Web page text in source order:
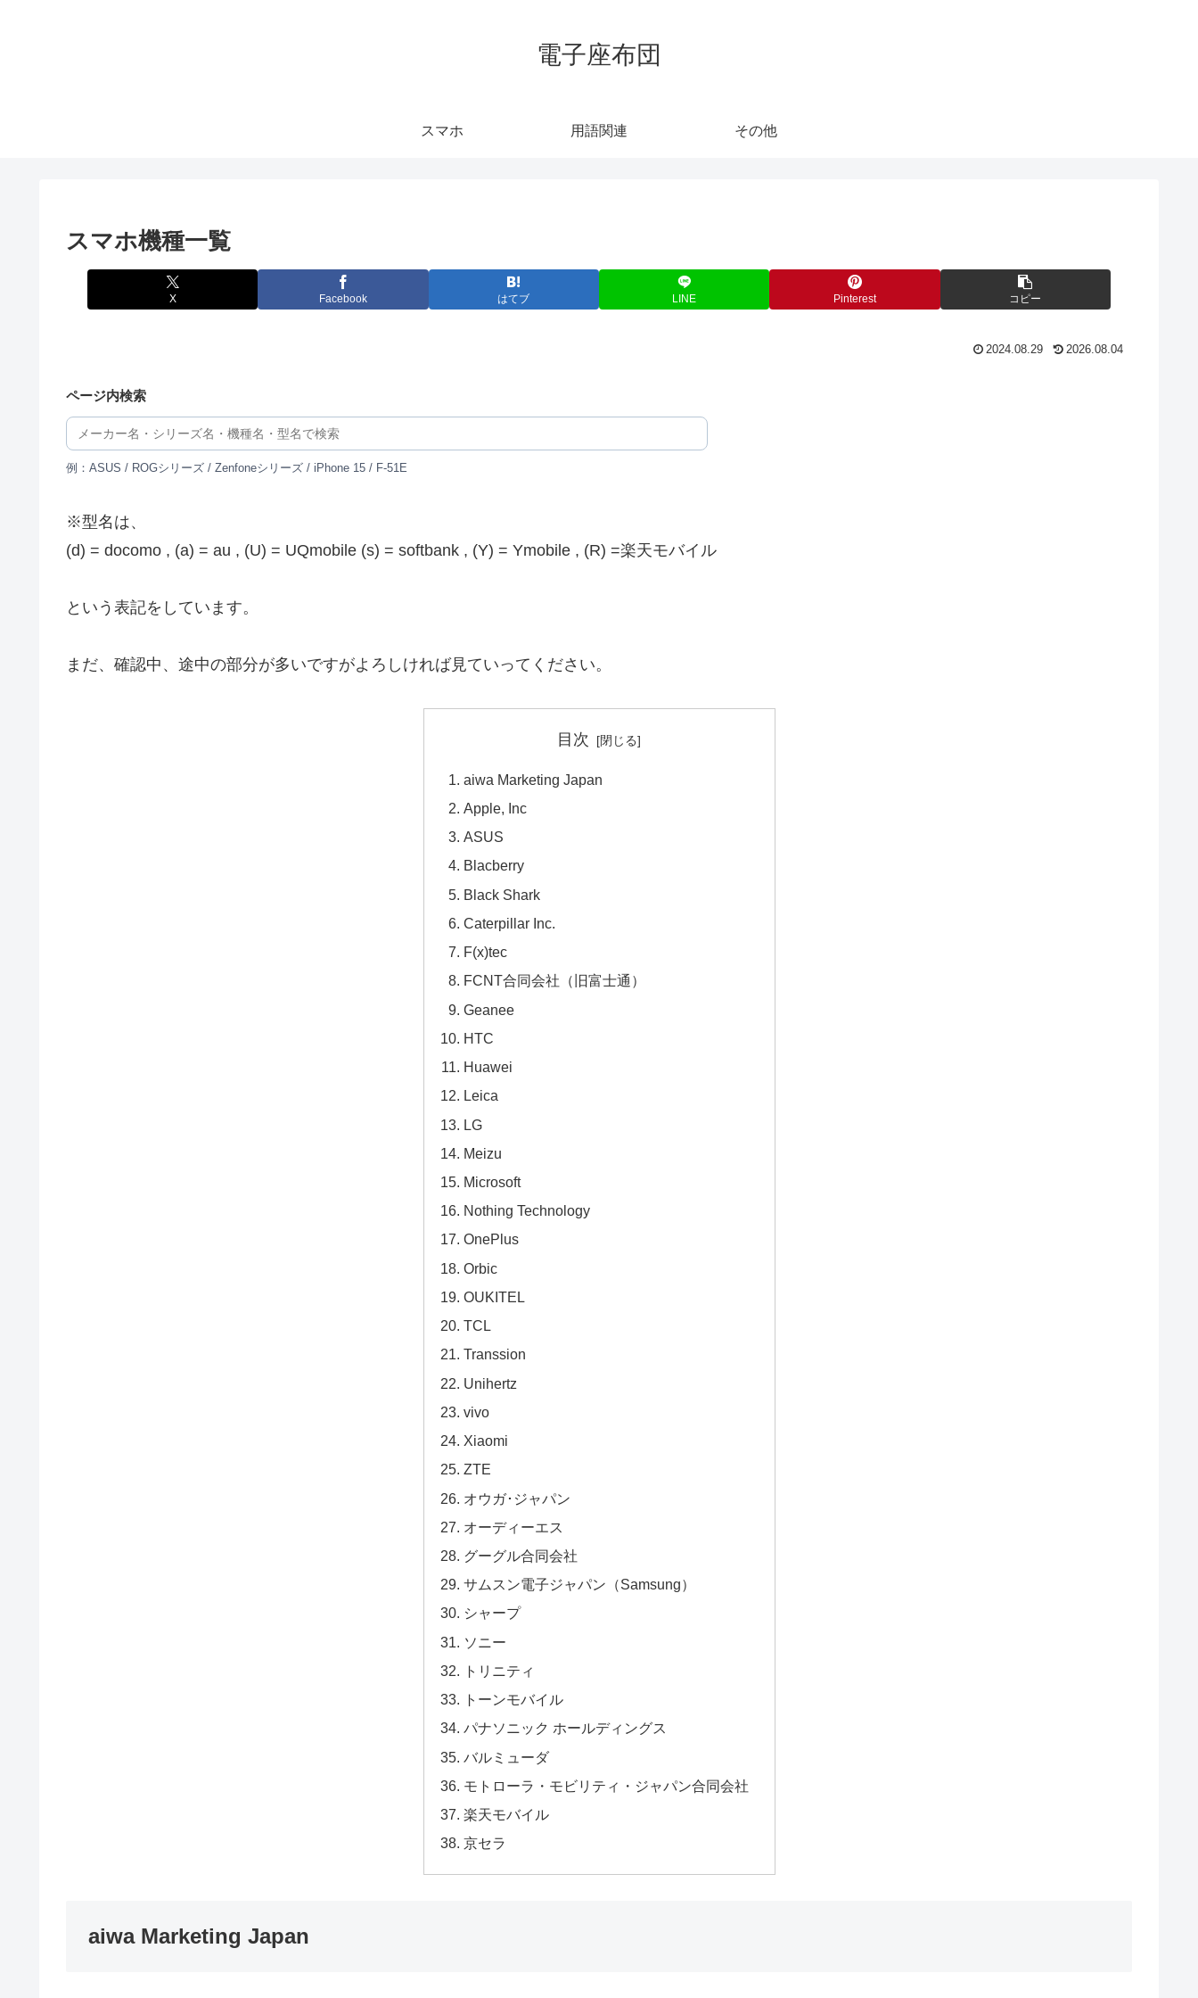
電子座布団
スマホ 用語関連 その他
スマホ機種一覧
X Facebook はてブ LINE Pinterest コピー
2024.08.29 2026.08.04
ページ内検索
例：ASUS / ROGシリーズ / Zenfoneシリーズ / iPhone 15 / F-51E
※型名は、
(d) = docomo , (a) = au , (U) = UQmobile (s) = softbank , (Y) = Ymobile , (R) =楽天モバイル
という表記をしています。
まだ、確認中、途中の部分が多いですがよろしければ見ていってください。
目次
aiwa Marketing Japan
Apple, Inc
ASUS
Blacberry
Black Shark
Caterpillar Inc.
F(x)tec
FCNT合同会社（旧富士通）
Geanee
HTC
Huawei
Leica
LG
Meizu
Microsoft
Nothing Technology
OnePlus
Orbic
OUKITEL
TCL
Transsion
Unihertz
vivo
Xiaomi
ZTE
オウガ･ジャパン
オーディーエス
グーグル合同会社
サムスン電子ジャパン（Samsung）
シャープ
ソニー
トリニティ
トーンモバイル
パナソニック ホールディングス
バルミューダ
モトローラ・モビリティ・ジャパン合同会社
楽天モバイル
京セラ
aiwa Marketing Japan